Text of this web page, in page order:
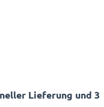
Lieferung und 3